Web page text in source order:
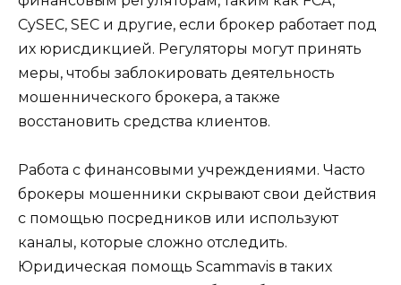
CySEC, SEC и другие, если брокер работает под
их юрисдикцией. Регуляторы могут принять
меры, чтобы заблокировать деятельность
мошеннического брокера, а также
восстановить средства клиентов.
Работа с финансовыми учреждениями. Часто
брокеры мошенники скрывают свои действия
с помощью посредников или используют
каналы, которые сложно отследить.
Юридическая помощь Scammavis в таких